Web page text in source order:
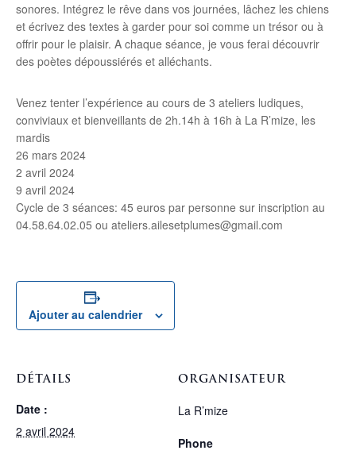
sonores. Intégrez le rêve dans vos journées, lâchez les chiens
et écrivez des textes à garder pour soi comme un trésor ou à
offrir pour le plaisir. A chaque séance, je vous ferai découvrir
des poètes dépoussiérés et alléchants.
Venez tenter l’expérience au cours de 3 ateliers ludiques,
conviviaux et bienveillants de 2h.14h à 16h à La R’mize, les
mardis
26 mars 2024
2 avril 2024
9 avril 2024
Cycle de 3 séances: 45 euros par personne sur inscription au
04.58.64.02.05 ou ateliers.ailesetplumes@gmail.com
Ajouter au calendrier
DÉTAILS
Date :
2 avril 2024
ORGANISATEUR
La R’mize
Phone